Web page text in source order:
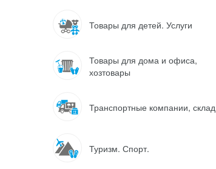
Товары для детей. Услуги
Товары для дома и офиса,
хозтовары
Транспортные компании, склад
Туризм. Спорт.